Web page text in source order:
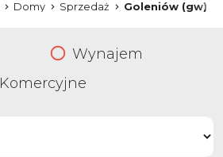
Domy Sprzedaż Goleniów (gw)
Wynajem
Komercyjne